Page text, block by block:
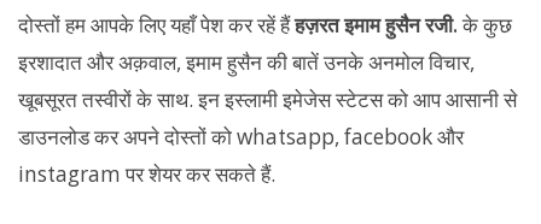
दोस्तों हम आपके लिए यहाँ पेश कर रहें हैंहज़रत इमाम हुसैन रजी.के कुछ
इरशादात और अक़वाल, इमाम हुसैन की बातें उनके अनमोल विचार,
खूबसूरत तस्वीरों के साथ. इन इस्लामी इमेजेस स्टेटस को आप आसानी से
डाउनलोड कर अपने दोस्तों को whatsapp, facebook और
instagram पर शेयर कर सकते हैं.